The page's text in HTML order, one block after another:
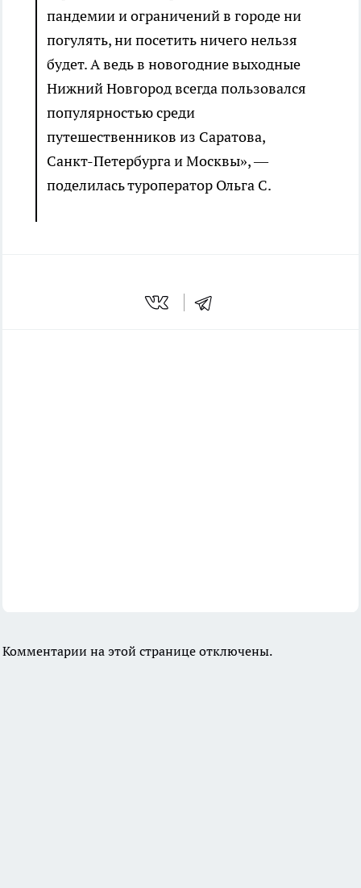
пандемии и ограничений в городе ни
погулять, ни посетить ничего нельзя
будет. А ведь в новогодние выходные
Нижний Новгород всегда пользовался
популярностью среди
путешественников из Саратова,
Санкт-Петербурга и Москвы», —
поделилась туроператор Ольга С.
Комментарии на этой странице отключены.